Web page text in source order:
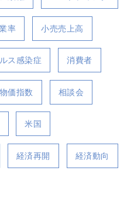
率 小売売上高
ス感染症 消費者
価指数 相談会
米国
経済再開 経済動向